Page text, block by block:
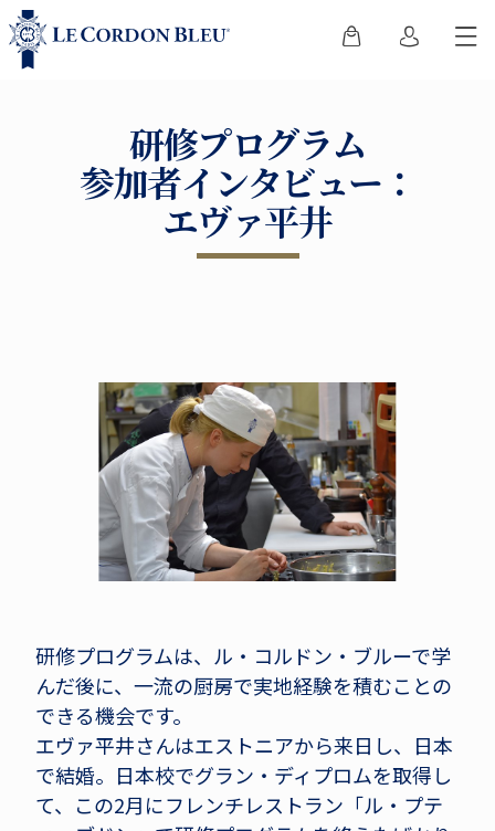
研修プログラム
参加者インタビュー：
エヴァ平井
研修プログラムは、ル・コルドン・ブルーで学
んだ後に、一流の厨房で実地経験を積むことの
できる機会です。
エヴァ平井さんはエストニアから来日し、日本
で結婚。日本校でグラン・ディプロムを取得し
て、この2月にフレンチレストラン「ル・プテ